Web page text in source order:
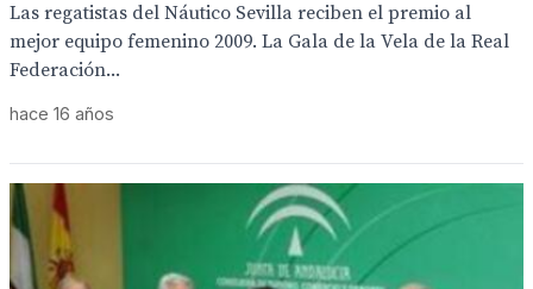
Las regatistas del Náutico Sevilla reciben el premio al
mejor equipo femenino 2009. La Gala de la Vela de la Real
Federación...
hace 16 años